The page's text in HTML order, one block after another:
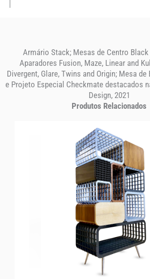
Armário Stack; Mesas de Centro
Aparadores Fusion, Maze, Linear and
Divergent, Glare, Twins and Origin; Mesa
e Projeto Especial Checkmate destacados
Design, 2021
Produtos Relacionados
STACK
Armário